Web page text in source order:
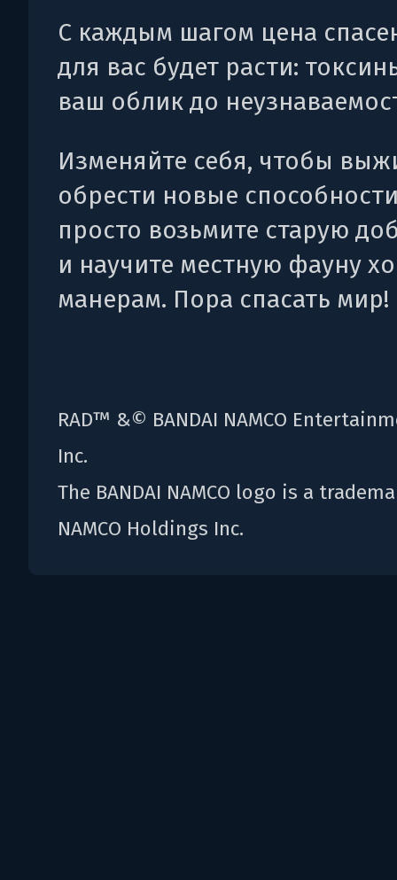
С каждым шагом цена
для вас будет расти:
ваш облик до
Изменяйте себя, чтобы
обрести новые
просто возьмите старую
и научите местную фауну
манерам. Пора спасать мир!
RAD™ &© BANDAI NAMCO
Inc.
The BANDAI NAMCO logo is a
NAMCO Holdings Inc.